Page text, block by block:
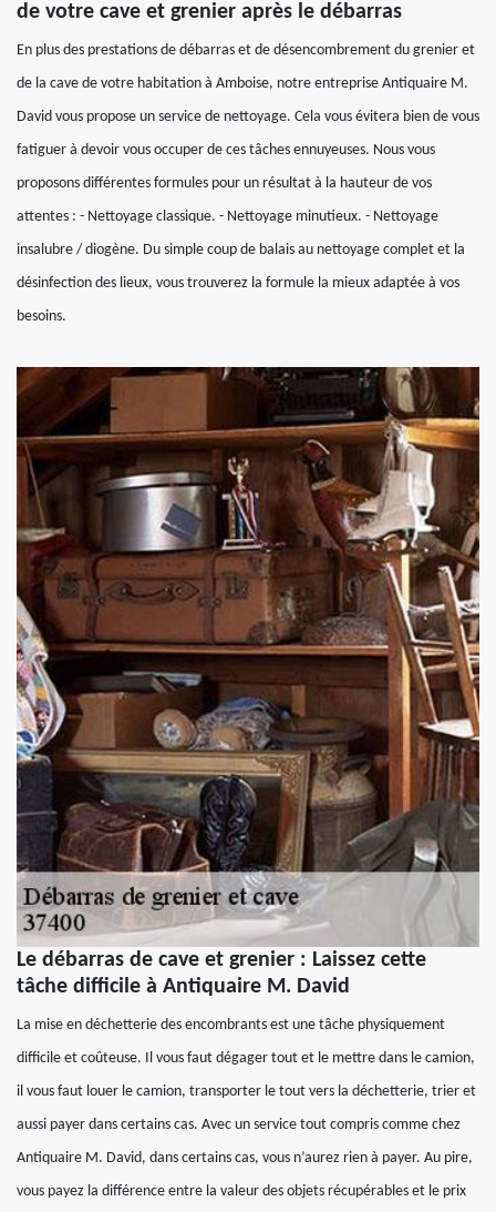
de votre cave et grenier après le débarras
En plus des prestations de débarras et de désencombrement du grenier et
de la cave de votre habitation à Amboise, notre entreprise Antiquaire M.
David vous propose un service de nettoyage. Cela vous évitera bien de vous
fatiguer à devoir vous occuper de ces tâches ennuyeuses. Nous vous
proposons différentes formules pour un résultat à la hauteur de vos
attentes : - Nettoyage classique. - Nettoyage minutieux. - Nettoyage
insalubre / diogène. Du simple coup de balais au nettoyage complet et la
désinfection des lieux, vous trouverez la formule la mieux adaptée à vos
besoins.
Le débarras de cave et grenier : Laissez cette
tâche difficile à Antiquaire M. David
La mise en déchetterie des encombrants est une tâche physiquement
difficile et coûteuse. Il vous faut dégager tout et le mettre dans le camion,
il vous faut louer le camion, transporter le tout vers la déchetterie, trier et
aussi payer dans certains cas. Avec un service tout compris comme chez
Antiquaire M. David, dans certains cas, vous n’aurez rien à payer. Au pire,
vous payez la différence entre la valeur des objets récupérables et le prix